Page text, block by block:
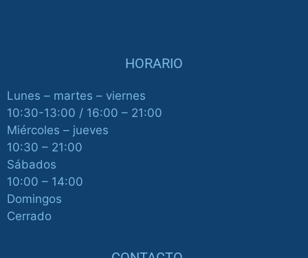
HORARIO
Lunes – martes – viernes
10:30-13:00 / 16:00 – 21:00
Miércoles – jueves
10:30 – 21:00
Sábados
10:00 – 14:00
Domingos
Cerrado